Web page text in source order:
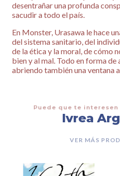
desentrañar una profunda
sacudir a todo el país.
En Monster, Urasawa le hace
del sistema sanitario, del
de la ética y la moral, de cómo
bien y al mal. Todo en forma
abriendo también una ventana
Puede que te
Ivrea
VER MÁS